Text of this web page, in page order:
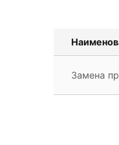
Замена